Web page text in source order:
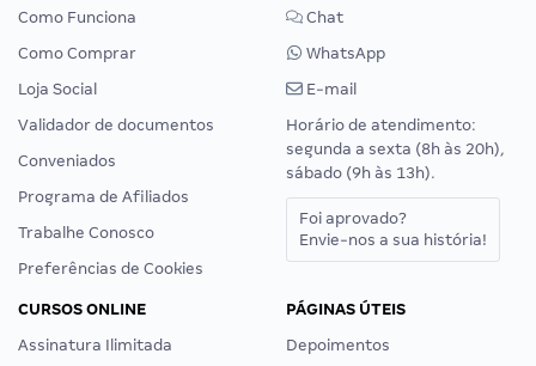
Como Funciona
Como Comprar
Loja Social
Validador de documentos
Conveniados
Programa de Afiliados
Trabalhe Conosco
Preferências de Cookies
Chat
WhatsApp
E-mail
Horário de atendimento:
segunda a sexta (8h às 20h),
sábado (9h às 13h).
Foi aprovado?
Envie-nos a sua história!
CURSOS ONLINE
Assinatura Ilimitada
PÁGINAS ÚTEIS
Depoimentos